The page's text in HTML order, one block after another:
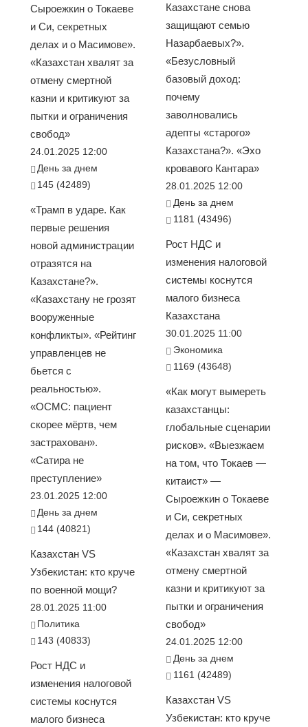
Сыроежкин о Токаеве
и Си, секретных
делах и о Масимове».
«Казахстан хвалят за
отмену смертной
казни и критикуют за
пытки и ограничения
свобод»
24.01.2025 12:00
День за днем
145 (42489)
«Трамп в ударе. Как
первые решения
новой администрации
отразятся на
Казахстане?».
«Казахстану не грозят
вооруженные
конфликты». «Рейтинг
управленцев не
бьется с
реальностью».
«ОСМС: пациент
скорее мёртв, чем
застрахован».
«Сатира не
преступление»
23.01.2025 12:00
День за днем
144 (40821)
Казахстан VS
Узбекистан: кто круче
по военной мощи?
28.01.2025 11:00
Политика
143 (40833)
Рост НДС и
изменения налоговой
системы коснутся
малого бизнеса
Казахстане снова
защищают семью
Назарбаевых?».
«Безусловный
базовый доход:
почему
заволновались
адепты «старого»
Казахстана?». «Эхо
кровавого Кантара»
28.01.2025 12:00
День за днем
1181 (43496)
Рост НДС и
изменения налоговой
системы коснутся
малого бизнеса
Казахстана
30.01.2025 11:00
Экономика
1169 (43648)
«Как могут вымереть
казахстанцы:
глобальные сценарии
рисков». «Выезжаем
на том, что Токаев —
китаист» —
Сыроежкин о Токаеве
и Си, секретных
делах и о Масимове».
«Казахстан хвалят за
отмену смертной
казни и критикуют за
пытки и ограничения
свобод»
24.01.2025 12:00
День за днем
1161 (42489)
Казахстан VS
Узбекистан: кто круче